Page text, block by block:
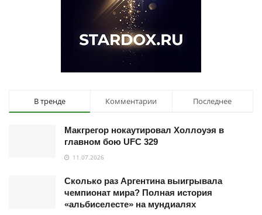
В тренде Комментарии Последнее
Макгрегор нокаутировал Холлоуэя в
главном бою UFC 329
11.07.2026
Сколько раз Аргентина выигрывала
чемпионат мира? Полная история
«альбиселесте» на мундиалях